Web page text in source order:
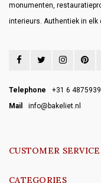
monumenten,
interieurs. Authentiek in elk
Telephone
+31 6
Mail
info@bakeliet.nl
CUSTOMER SERVICE
CATEGORIES